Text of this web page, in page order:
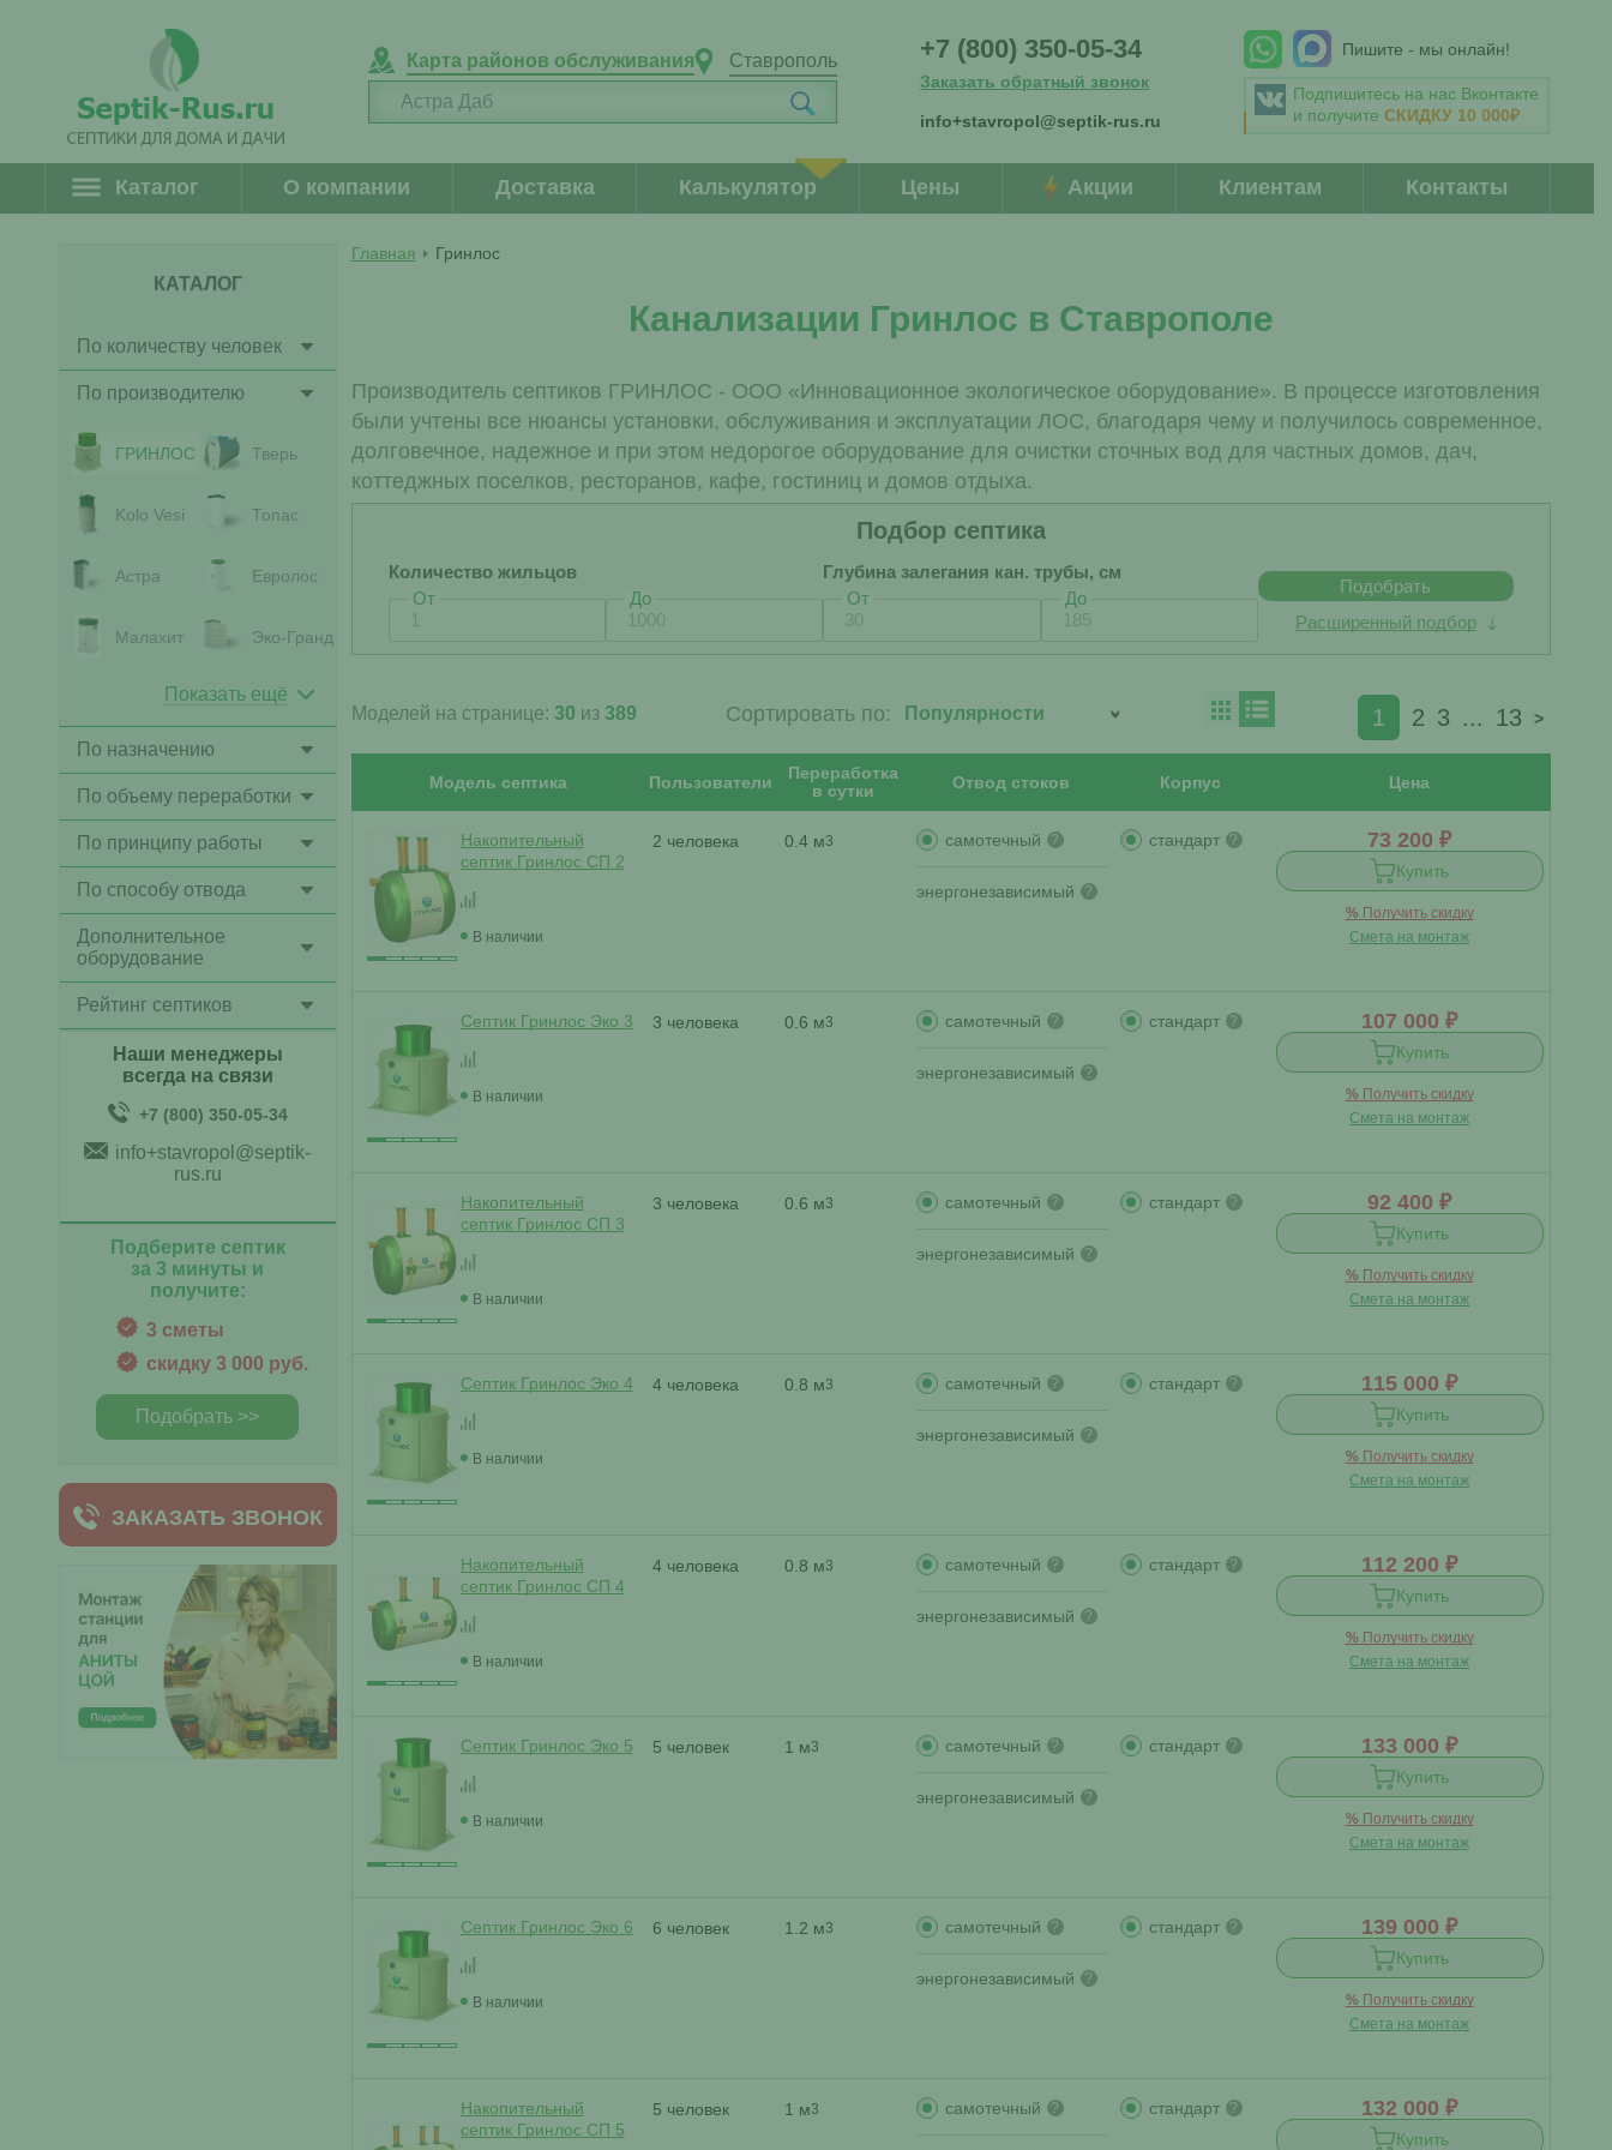
Карта районов обслуживания Ставрополь +7 (800) 350-05-34
Заказать обратный звонок
info+stavropol@septik-rus.ru
Пишите - мы онлайн!
Подпишитесь на нас Вконтакте
и получитеСКИДКУ 10 000₽
Каталог О компании Доставка Калькулятор Цены Акции Клиентам Контакты
КАТАЛОГ
По количеству человек
По производителю
ГРИНЛОС Тверь
Kolo Vesi Топас
Астра Евролос
Малахит Эко-Гранд
Показать ещё
По назначению
По объему переработки
По принципу работы
По способу отвода
Дополнительное
оборудование
Рейтинг септиков
Наши менеджеры
всегда на связи
+7 (800) 350-05-34
info+stavropol@septik-
rus.ru
Подберите септик
за 3 минуты и
получите:
3 сметы
скидку 3 000 руб.
Подобрать >>
ЗАКАЗАТЬ ЗВОНОК
Главная Гринлос
Канализации Гринлос в Ставрополе
Производитель септиков ГРИНЛОС - ООО «Инновационное экологическое оборудование». В процессе изготовления
были учтены все нюансы установки, обслуживания и эксплуатации ЛОС, благодаря чему и получилось современное,
долговечное, надежное и при этом недорогое оборудование для очистки сточных вод для частных домов, дач,
коттеджных поселков, ресторанов, кафе, гостиниц и домов отдыха.
Подбор септика
Количество жильцов
От
До
Глубина залегания кан. трубы, см
От
До
Подобрать
Расширенный подбор
Моделей на странице: 30 из 389 Сортировать по: 1 2 3 ... 13 >
Модель септика Пользователи
Переработка
в сутки
Отвод стоков Корпус Цена
Накопительный
септик Гринлос СП 2
В наличии
2 человека 0.4 м3 самотечный ?
энергонезависимый ?
стандарт ? 73 200 ₽
Купить
% Получить скидку
Смета на монтаж
Септик Гринлос Эко 3
В наличии
3 человека 0.6 м3 самотечный ?
энергонезависимый ?
стандарт ? 107 000 ₽
Купить
% Получить скидку
Смета на монтаж
Накопительный
септик Гринлос СП 3
В наличии
3 человека 0.6 м3 самотечный ?
энергонезависимый ?
стандарт ? 92 400 ₽
Купить
% Получить скидку
Смета на монтаж
Септик Гринлос Эко 4
В наличии
4 человека 0.8 м3 самотечный ?
энергонезависимый ?
стандарт ? 115 000 ₽
Купить
% Получить скидку
Смета на монтаж
Накопительный
септик Гринлос СП 4
В наличии
4 человека 0.8 м3 самотечный ?
энергонезависимый ?
стандарт ? 112 200 ₽
Купить
% Получить скидку
Смета на монтаж
Септик Гринлос Эко 5
В наличии
5 человек 1 м3 самотечный ?
энергонезависимый ?
стандарт ? 133 000 ₽
Купить
% Получить скидку
Смета на монтаж
Септик Гринлос Эко 6
В наличии
6 человек 1.2 м3 самотечный ?
энергонезависимый ?
стандарт ? 139 000 ₽
Купить
% Получить скидку
Смета на монтаж
Накопительный
септик Гринлос СП 5
5 человек 1 м3 самотечный ? стандарт ? 132 000 ₽
Купить